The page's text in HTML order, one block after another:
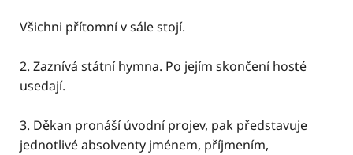
Všichni přítomní v sále stojí.
2. Zaznívá státní hymna. Po jejím skončení hosté
usedají.
3. Děkan pronáší úvodní projev, pak představuje
jednotlivé absolventy jménem, příjmením,